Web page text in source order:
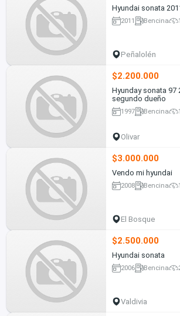
Hyundai sonata
2011 Bencina
Peñalolén
$2.200.000
Hyunday sonata 97
segundo dueño
1997 Bencina
Olivar
$3.000.000
Vendo mi hyundai
2008 Bencina
El Bosque
$2.500.000
Hyundai sonata
2006 Bencina
Valdivia